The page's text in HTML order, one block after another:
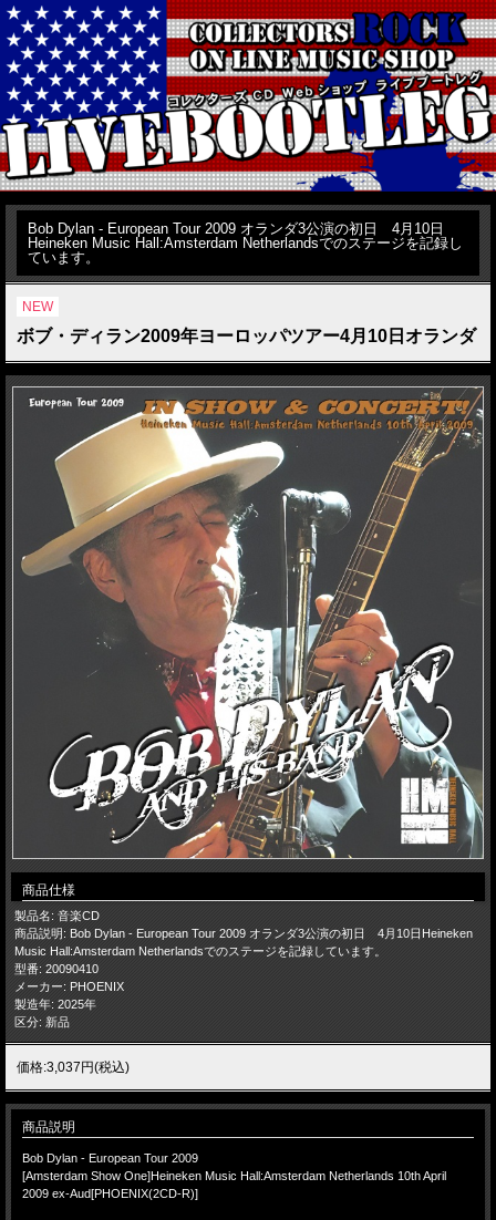
Bob Dylan - European Tour 2009 オランダ3公演の初日 4月10日
Heineken Music Hall:Amsterdam Netherlandsでのステージを記録し
ています。
NEW
ボブ・ディラン2009年ヨーロッパツアー4月10日オランダ
商品仕様
製品名: 音楽CD
商品説明: Bob Dylan - European Tour 2009 オランダ3公演の初日 4月10日Heineken
Music Hall:Amsterdam Netherlandsでのステージを記録しています。
型番: 20090410
メーカー: PHOENIX
製造年: 2025年
区分: 新品
価格:3,037円(税込)
商品説明
Bob Dylan - European Tour 2009
[Amsterdam Show One]Heineken Music Hall:Amsterdam Netherlands 10th April
2009 ex-Aud[PHOENIX(2CD-R)]